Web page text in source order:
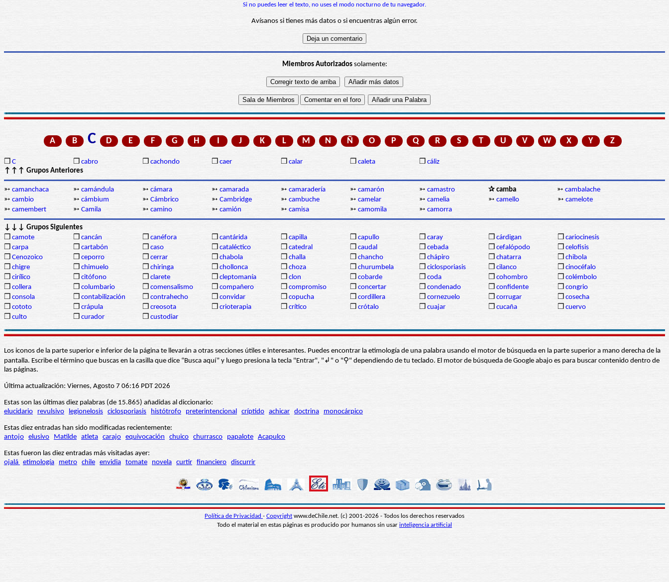
Si no puedes leer el texto, no uses el modo nocturno de tu navegador.
Avísanos si tienes más datos o si encuentras algún error.
Miembros Autorizadossolamente:
A B C D E F G H I J K L M N Ñ O P Q R S T U V W X Y Z
❒ C ❒ cabro ❒ cachondo ❒ caer ❒ calar ❒ caleta ❒ cáliz
↑↑↑ Grupos Anteriores
➳ camanchaca ➳ camándula ➳ cámara ➳ camarada ➳ camaradería ➳ camarón ➳ camastro ✰ camba ➳ cambalache
➳ cambio ➳ cámbium ➳ Cámbrico ➳ Cambridge ➳ cambuche ➳ camelar ➳ camelia ➳ camello ➳ camelote
➳ camembert ➳ Camila ➳ camino ➳ camión ➳ camisa ➳ camomila ➳ camorra
↓↓↓ Grupos Siguientes
❒ camote ❒ cancán ❒ canéfora ❒ cantárida ❒ capilla ❒ capullo ❒ caray ❒ cárdigan ❒ cariocinesis
❒ carpa ❒ cartabón ❒ caso ❒ cataléctico ❒ catedral ❒ caudal ❒ cebada ❒ cefalópodo ❒ celofisis
❒ Cenozoico ❒ ceporro ❒ cerrar ❒ chabola ❒ challa ❒ chancho ❒ chápiro ❒ chatarra ❒ chibola
❒ chigre ❒ chimuelo ❒ chiringa ❒ chollonca ❒ choza ❒ churumbela ❒ ciclosporiasis ❒ cilanco ❒ cinocéfalo
❒ cirílico ❒ citófono ❒ clarete ❒ cleptomanía ❒ clon ❒ cobarde ❒ coda ❒ cohombro ❒ colémbolo
❒ collera ❒ columbario ❒ comensalismo ❒ compañero ❒ compromiso ❒ concertar ❒ condenado ❒ confidente ❒ congrio
❒ consola ❒ contabilización ❒ contrahecho ❒ convidar ❒ copucha ❒ cordillera ❒ cornezuelo ❒ corrugar ❒ cosecha
❒ cototo ❒ crápula ❒ creosota ❒ crioterapia ❒ crítico ❒ crótalo ❒ cuajar ❒ cucaña ❒ cuervo
❒ culto ❒ curador ❒ custodiar
Los iconos de la parte superior e inferior de la página te llevarán a otras secciones útiles e interesantes. Puedes encontrar la etimología de una palabra usando el motor de búsqueda en la parte superior a mano derecha de la
pantalla. Escribe el término que buscas en la casilla que dice “Busca aquí” y luego presiona la tecla "Entrar", "↲" o "⚲" dependiendo de tu teclado. El motor de búsqueda de Google abajo es para buscar contenido dentro de
las páginas.
Última actualización: Viernes, Agosto 7 06:16 PDT 2026
Estas son las últimas diez palabras (de 15.865) añadidas al diccionario:
elucidario
revulsivo legionelosis ciclosporiasis histótrofo preterintencional críptido achicar doctrina monocárpico
Estas diez entradas han sido modificadas recientemente:
antojo elusivo Matilde atleta carajo equivocación chuico churrasco papalote Acapulco
Estas fueron las diez entradas más visitadas ayer:
ojalá etimología metro chile envidia tomate novela curtir financiero discurrir
Política de Privacidad - Copyright www.deChile.net. (c) 2001-2026 - Todos los derechos reservados
Todo el material en estas páginas es producido por humanos sin usar inteligencia artificial